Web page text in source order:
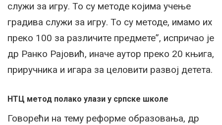
служи за игру. То су методе којима учење
градива служи за игру. То су методе, имамо их
преко 100 за различите предмете”, испричао је
др Ранко Рајовић, иначе аутор преко 20 књига,
приручника и игара за целовити развој детета.
НТЦ метод полако улази у српске школе
Говорећи на тему реформе образовања, др